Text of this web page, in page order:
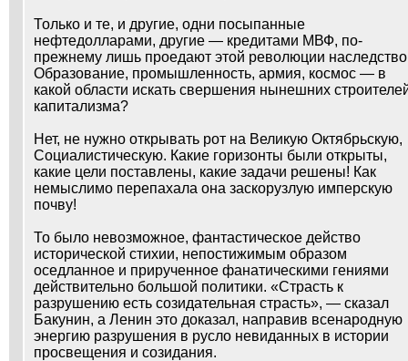
Только и те, и другие, одни посыпанные
нефтедолларами, другие — кредитами МВФ, по-
прежнему лишь проедают этой революции
Образование, промышленность, армия, космос — в
какой области искать свершения нынешних
капитализма?
Нет, не нужно открывать рот на Великую Октябрьскую,
Социалистическую. Какие горизонты были открыты,
какие цели поставлены, какие задачи решены! Как
немыслимо перепахала она заскорузлую имперскую
почву!
То было невозможное, фантастическое действо
исторической стихии, непостижимым образом
оседланное и прирученное фанатическими гениями
действительно большой политики. «Страсть к
разрушению есть созидательная страсть», — сказал
Бакунин, а Ленин это доказал, направив всенародную
энергию разрушения в русло невиданных в истории
просвещения и созидания.